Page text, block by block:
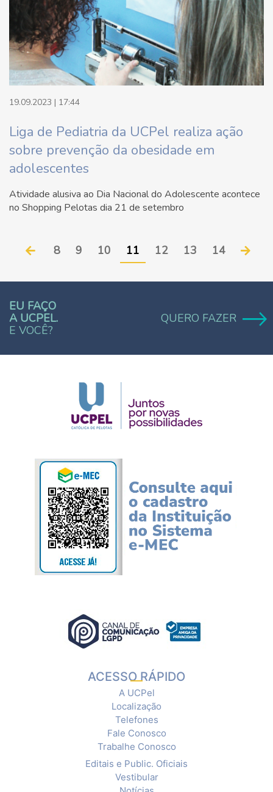
19.09.2023 | 17:44
Liga de Pediatria da UCPel realiza ação
sobre prevenção da obesidade em
adolescentes
Atividade alusiva ao Dia Nacional do Adolescente acontece
no Shopping Pelotas dia 21 de setembro
8 9 10 11 12 13 14
EU FAÇO
A UCPEL.
E VOCÊ?
QUERO FAZER
ACESSO RÁPIDO
A UCPel
Localização
Telefones
Fale Conosco
Trabalhe Conosco
Editais e Public. Oficiais
Vestibular